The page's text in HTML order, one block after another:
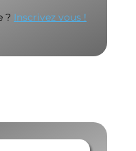
? Inscrivez vous !